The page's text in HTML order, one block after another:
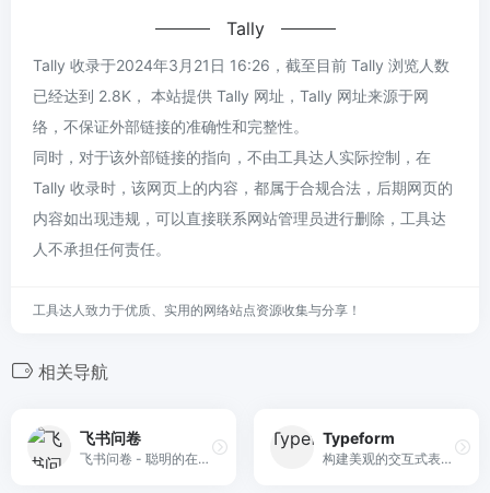
Tally
Tally 收录于2024年3月21日 16:26，截至目前 Tally 浏览人数
已经达到 2.8K， 本站提供 Tally 网址，Tally 网址来源于网
络，不保证外部链接的准确性和完整性。
同时，对于该外部链接的指向，不由工具达人实际控制，在
Tally 收录时，该网页上的内容，都属于合规合法，后期网页的
内容如出现违规，可以直接联系网站管理员进行删除，工具达
人不承担任何责任。
工具达人致力于优质、实用的网络站点资源收集与分享！
相关导航
飞书问卷
飞书问卷 - 聪明的在线表单和调查问卷，轻松集成自动化业务流程，助力更好的决策。帮你轻松完成问卷调查、签到考勤、登记领用、报名投票，助力企业增效降本
Typeform
构建美观的交互式表单 - 获得更多回复。无需编码。用于测验、研究、反馈、潜在客户开发等的模板。免费注册。